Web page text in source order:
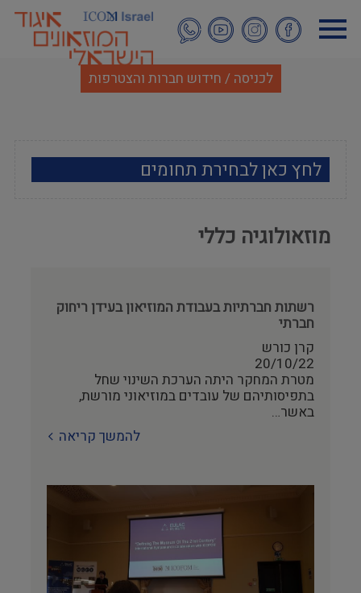
לתוכן
העיקרי
לכניסה / חידוש חברות והצטרפות
לחץ כאן לבחירת תחומים
אמנות
מוזאולוגיה כללי
היסטוריה ומורשת
צילום ווידאו ארט
ביטחון ובטיחות
חינוך והדרכה
מוזאולוגיה כללי
רשתות חברתיות בעבודת המוזיאון בעידן ריחוק
חברתי
קרן כורש
20/10/22
מטרת המחקר היתה הערכת השינוי שחל
בתפיסותיהם של עובדים במוזיאוני מורשת,
באשר…
להמשך קריאה